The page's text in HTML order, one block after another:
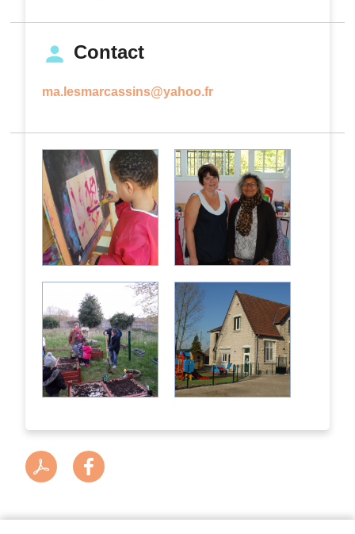
Contact
ma.lesmarcassins@yahoo.fr